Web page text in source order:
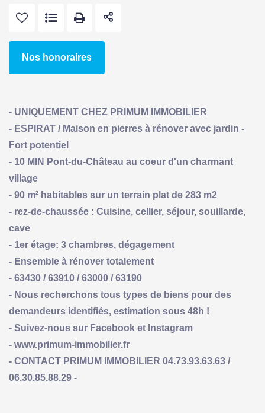
Nos honoraires
- UNIQUEMENT CHEZ PRIMUM IMMOBILIER
- ESPIRAT / Maison en pierres à rénover avec jardin -
Fort potentiel
- 10 MIN Pont-du-Château au coeur d'un charmant
village
- 90 m² habitables sur un terrain plat de 283 m2
- rez-de-chaussée : Cuisine, cellier, séjour, souillarde,
cave
- 1er étage: 3 chambres, dégagement
- Ensemble à rénover totalement
- 63430 / 63910 / 63000 / 63190
- Nous recherchons tous types de biens pour des
demandeurs identifiés, estimation sous 48h !
- Suivez-nous sur Facebook et Instagram
- www.primum-immobilier.fr
- CONTACT PRIMUM IMMOBILIER 04.73.93.63.63 /
06.30.85.88.29 -